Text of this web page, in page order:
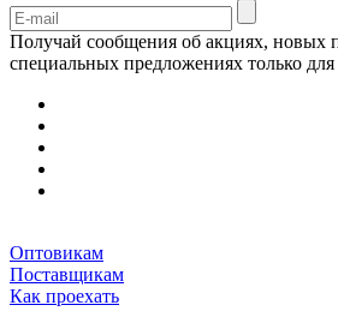
Получай сообщения об акциях, новых
специальных предложениях только
Оптовикам
Поставщикам
Как проехать